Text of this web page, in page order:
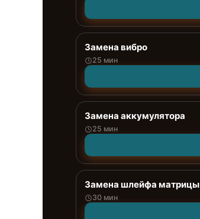
Замена вибро
25 мин
Замена аккумулятора
25 мин
Замена шлейфа матрицы
30 мин